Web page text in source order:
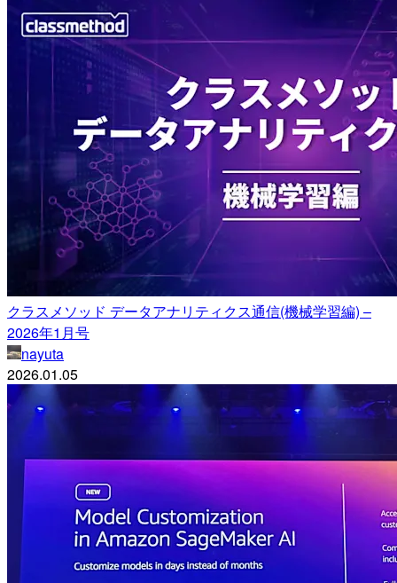
クラスメソッド データアナリティクス通信(機械学習編) –
2026年1月号
nayuta
2026.01.05